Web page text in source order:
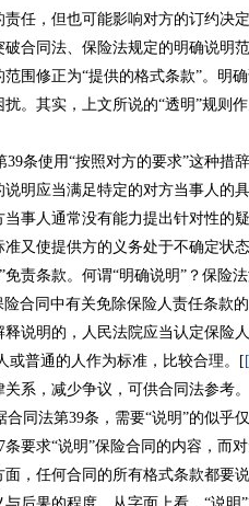
任，但也可能影响对方的订约决
合同法、保险法规定的明确说明
围修正为“提供的格式条款”。明
。其实，上文所说的“透明”规则
条使用“按照对方的要求”这种措
明应当满足特定的对方当事人的
事人通常没有能力提出针对性的
又使提供方的义务处于不确定状
责条款。何谓“明确说明”？保险
险合同中有关免除保险人责任条款
说明的，人民法院应当认定保险
或普通的人作为标准，比较合理。[
系，减少争议，可供合同法参考。
同法第39条，需要“说明”的似乎
要求“说明”保险合同的内容，而
，任何合同的所有格式条款都要